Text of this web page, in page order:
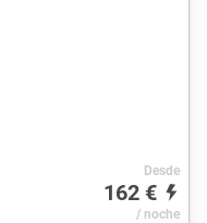
Desde
162 €
/ noche